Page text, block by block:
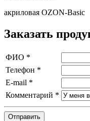
акриловая OZON-Basic
Заказать
ФИО *
Телефон *
E-mail *
Комментарий *
Отправить